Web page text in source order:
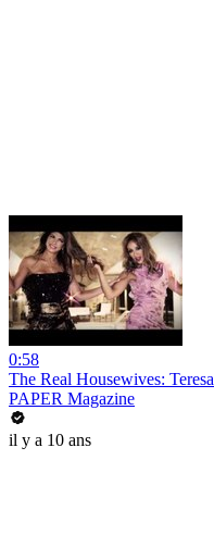
0:58
The Real Housewives:
PAPER Magazine
il y a 10 ans